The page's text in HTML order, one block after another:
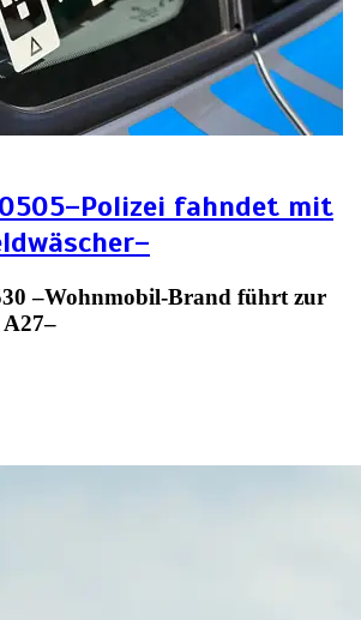
0505–Polizei fahndet mit
–Wohnmobil-Brand führt zur